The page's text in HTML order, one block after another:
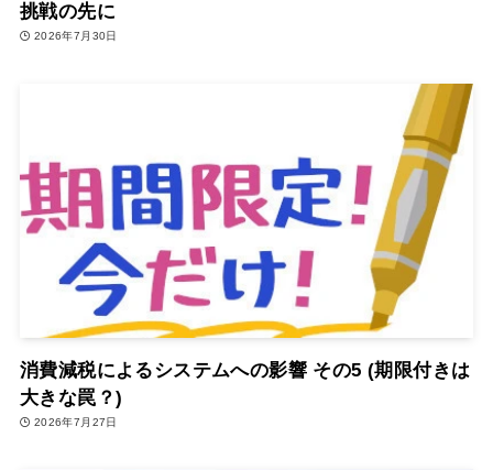
挑戦の先に
2026年7月30日
消費減税によるシステムへの影響 その5 (期限付きは
大きな罠？)
2026年7月27日